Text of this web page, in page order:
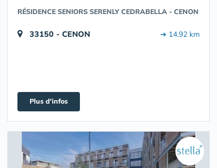
RÉSIDENCE SENIORS SERENLY CEDRABELLA - CENON
33150 - CENON ➔ 14.92 km
Plus d'infos